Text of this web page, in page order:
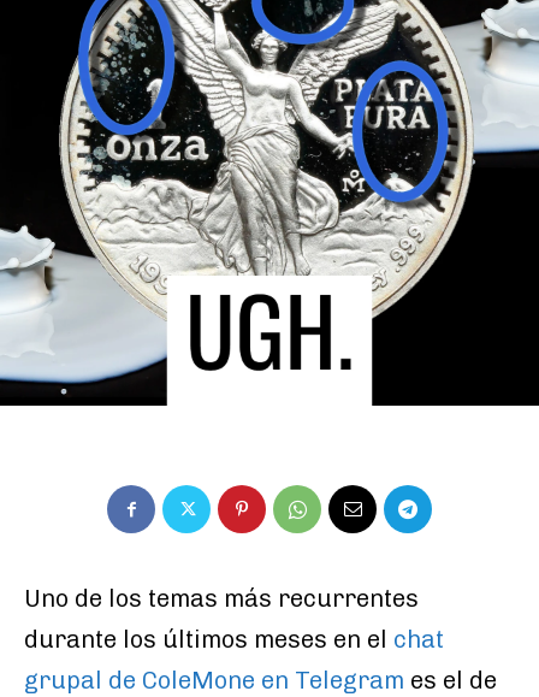
Uno de los temas más recurrentes
durante los últimos meses en el chat
grupal de ColeMone en Telegram es el de